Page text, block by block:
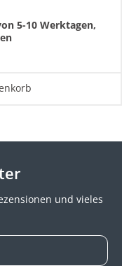
5-10 Werktagen,
und vieles